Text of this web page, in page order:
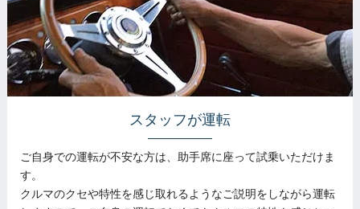
スタッフが運転
ご自身での運転が不安な方は、助手席に座って試乗いただけま
す。
クルマのクセや特性を感じ取れるようなご説明をしながら運転